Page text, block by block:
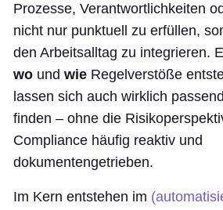
Prozesse, Verantwortlichkeiten
nicht nur punktuell zu erfüllen,
den Arbeitsalltag zu integrieren.
wo und wie Regelverstöße
lassen sich auch wirklich
finden – ohne die
Compliance häufig reaktiv und
dokumentengetrieben.
Im Kern entstehen im